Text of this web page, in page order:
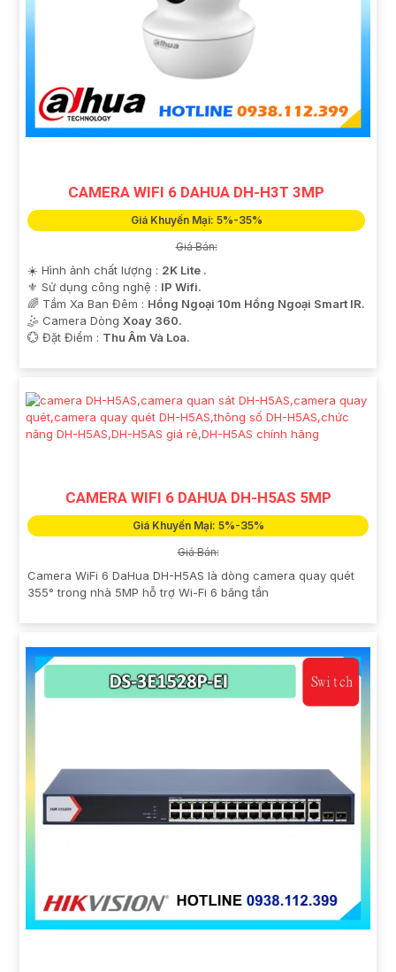
CAMERA WIFI 6 DAHUA DH-H3T 3MP
Giá Khuyến Mại: 5%-35%
Giá Bán:
☀️ Hình ảnh chất lượng : 2K Lite .
⚜️ Sử dụng công nghệ : IP Wifi.
🌈 Tầm Xa Ban Đêm : Hồng Ngoại 10m Hồng Ngoại Smart IR.
🤹 Camera Dòng Xoay 360.
️💮 Đặt Điểm : Thu Âm Và Loa.
CAMERA WIFI 6 DAHUA DH-H5AS 5MP
Giá Khuyến Mại: 5%-35%
Giá Bán:
Camera WiFi 6 DaHua DH-H5AS là dòng camera quay quét
355° trong nhà 5MP hỗ trợ Wi-Fi 6 băng tần